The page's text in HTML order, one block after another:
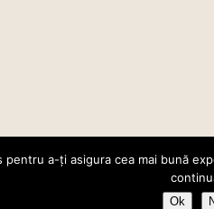
a-ți asigura cea mai bună
Ok